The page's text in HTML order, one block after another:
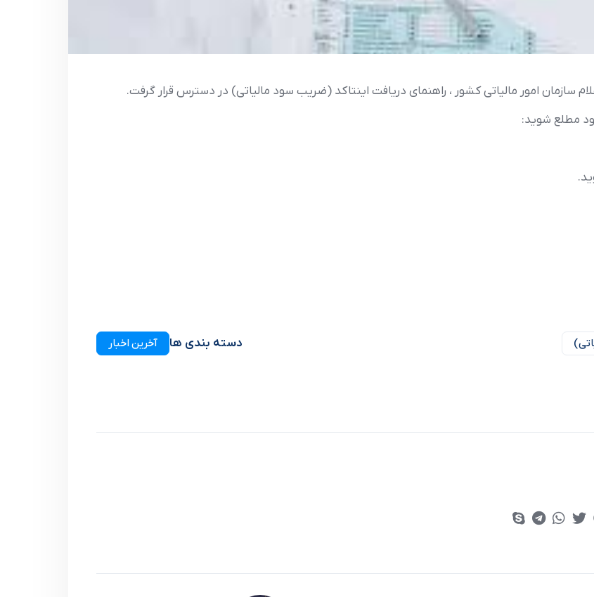
سازمان امور مالیاتی کشور ، راهنمای دریافت اینتاکد (ضریب سود مالیاتی) در دسترس قرار گرفت.
مطلع شوید:
دسته بندی ها آخرین اخبار